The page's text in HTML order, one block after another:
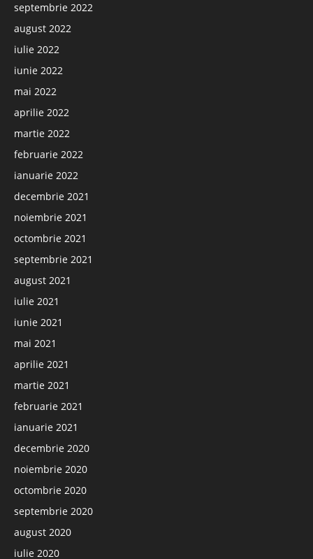
septembrie 2022
august 2022
iulie 2022
iunie 2022
mai 2022
aprilie 2022
martie 2022
februarie 2022
ianuarie 2022
decembrie 2021
noiembrie 2021
octombrie 2021
septembrie 2021
august 2021
iulie 2021
iunie 2021
mai 2021
aprilie 2021
martie 2021
februarie 2021
ianuarie 2021
decembrie 2020
noiembrie 2020
octombrie 2020
septembrie 2020
august 2020
iulie 2020